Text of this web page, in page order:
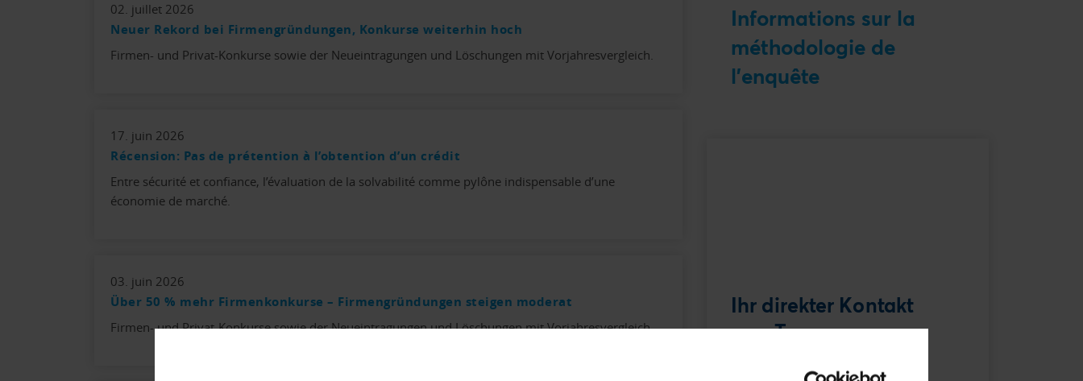
02. juillet 2026
Neuer Rekord bei Firmengründungen, Konkurse weiterhin hoch
Firmen- und Privat-Konkurse sowie der Neueintragungen und Löschungen mit Vorjahresvergleich.
17. juin 2026
Récension: Pas de prétention à l’obtention d’un crédit
Entre sécurité et confiance, l’évaluation de la solvabilité comme pylône indispensable d’une
économie de marché.
03. juin 2026
Über 50 % mehr Firmenkonkurse – Firmengründungen steigen moderat
Firmen- und Privat-Konkurse sowie der Neueintragungen und Löschungen mit Vorjahresvergleich.
Informations sur la
méthodologie de
l'enquête
Ihr direkter Kontakt
zum Team